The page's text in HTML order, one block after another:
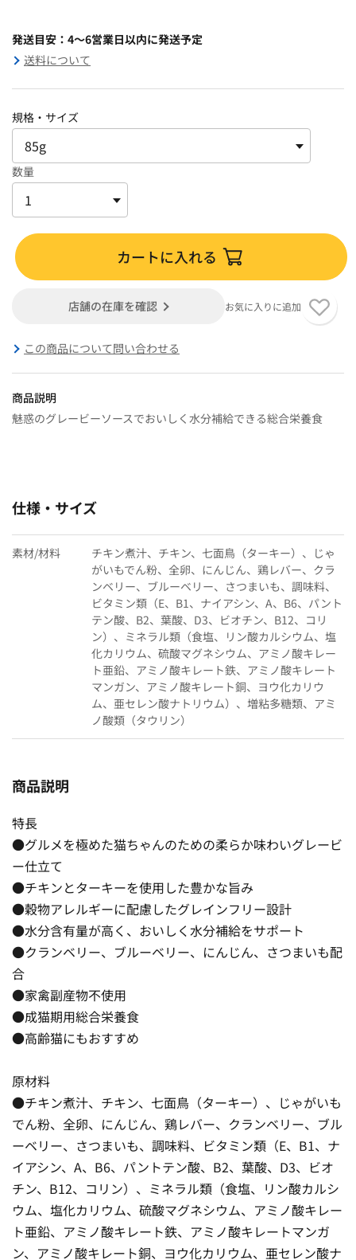
発送目安：4～6営業日以内に発送予定
送料について
規格・サイズ
数量
カートに入れる
店舗の在庫を確認 お気に入りに追加
この商品について問い合わせる
商品説明
魅惑のグレービーソースでおいしく水分補給できる総合栄養食
仕様・サイズ
素材/材料
チキン煮汁、チキン、七面鳥（ターキー）、じゃ
がいもでん粉、全卵、にんじん、鶏レバー、クラ
ンベリー、ブルーベリー、さつまいも、調味料、
ビタミン類（E、B1、ナイアシン、A、B6、パント
テン酸、B2、葉酸、D3、ビオチン、B12、コリ
ン）、ミネラル類（食塩、リン酸カルシウム、塩
化カリウム、硫酸マグネシウム、アミノ酸キレー
ト亜鉛、アミノ酸キレート鉄、アミノ酸キレート
マンガン、アミノ酸キレート銅、ヨウ化カリウ
ム、亜セレン酸ナトリウム）、増粘多糖類、アミ
ノ酸類（タウリン）
商品説明
特長
●グルメを極めた猫ちゃんのための柔らか味わいグレービ
ー仕立て
●チキンとターキーを使用した豊かな旨み
●穀物アレルギーに配慮したグレインフリー設計
●水分含有量が高く、おいしく水分補給をサポート
●クランベリー、ブルーベリー、にんじん、さつまいも配
合
●家禽副産物不使用
●成猫期用総合栄養食
●高齢猫にもおすすめ
原材料
●チキン煮汁、チキン、七面鳥（ターキー）、じゃがいも
でん粉、全卵、にんじん、鶏レバー、クランベリー、ブル
ーベリー、さつまいも、調味料、ビタミン類（E、B1、ナ
イアシン、A、B6、パントテン酸、B2、葉酸、D3、ビオ
チン、B12、コリン）、ミネラル類（食塩、リン酸カルシ
ウム、塩化カリウム、硫酸マグネシウム、アミノ酸キレー
ト亜鉛、アミノ酸キレート鉄、アミノ酸キレートマンガ
ン、アミノ酸キレート銅、ヨウ化カリウム、亜セレン酸ナ